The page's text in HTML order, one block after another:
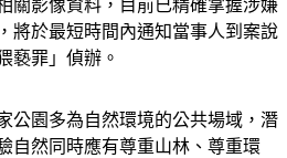
關影像資料，目前已精確掌握涉嫌
將於最短時間內通知當事人到案說
褻罪」偵辦。
公園多為自然環境的公共場域，潛
自然同時應有尊重山林、尊重環